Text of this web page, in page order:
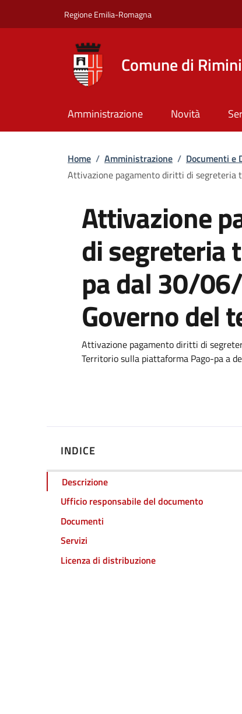
Regione Emilia-Romagna
Comune di Rimini
Amministrazione Novità
Briciole di pane
Home / Amministrazione / Documenti e
Attivazione pagamento diritti di
Attivazione
di segreteria
pa dal 30/
Governo del
Dettagli
Attivazione pagamento diritti di
Territorio sulla piattaforma Pago-pa a
INDICE
Descrizione
Ufficio responsabile del documento
Documenti
Servizi
Licenza di distribuzione